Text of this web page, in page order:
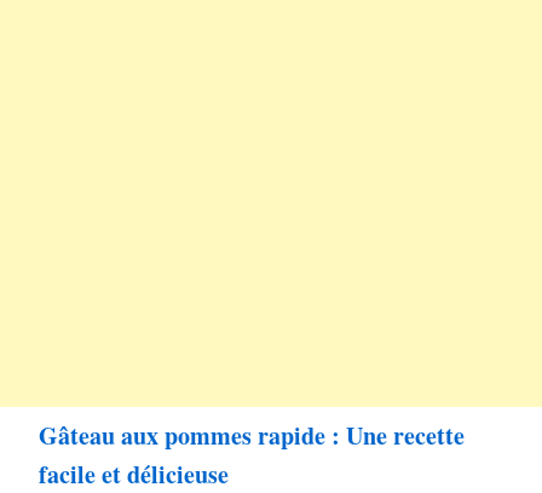
Gâteau aux pommes rapide : Une recette
facile et délicieuse